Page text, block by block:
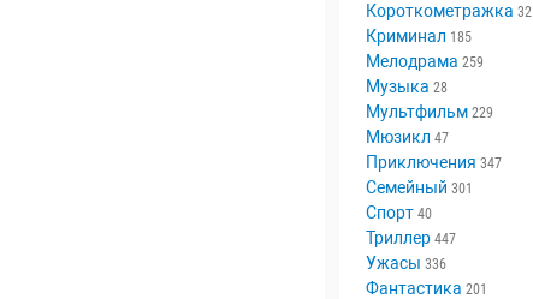
Короткометражка 32
Криминал 185
Мелодрама 259
Музыка 28
Мультфильм 229
Мюзикл 47
Приключения 347
Семейный 301
Спорт 40
Триллер 447
Ужасы 336
Фантастика 201